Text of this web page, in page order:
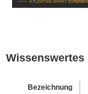
Wissenswertes
Bezeichnung